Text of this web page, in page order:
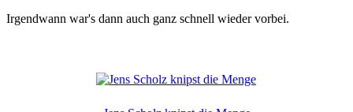
Irgendwann war's dann auch ganz schnell wieder vorbei.